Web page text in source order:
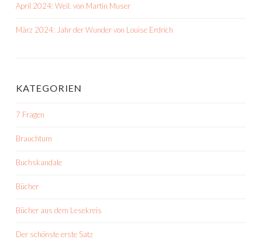
April 2024: Weil. von Martin Muser
März 2024: Jahr der Wunder von Louise Erdrich
KATEGORIEN
7 Fragen
Brauchtum
Buchskandale
Bücher
Bücher aus dem Lesekreis
Der schönste erste Satz